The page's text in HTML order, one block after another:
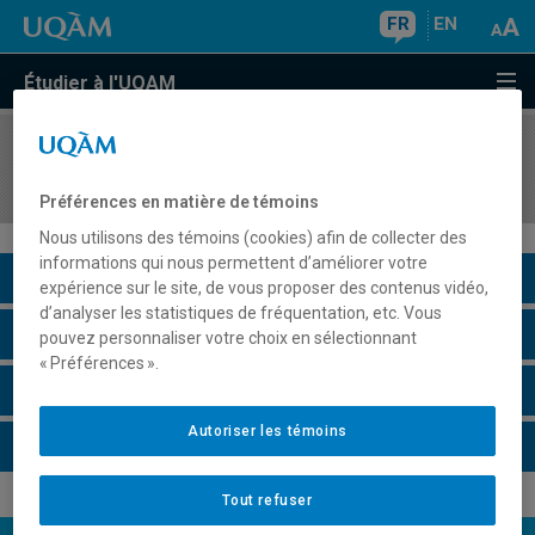
FR EN
Étudier à l'UQAM
COURS//
Description du cours
Horaire - Été 2026
Préférences en matière de témoins
Nous utilisons des témoins (cookies) afin de collecter des
informations qui nous permettent d’améliorer votre
expérience sur le site, de vous proposer des contenus vidéo,
d’analyser les statistiques de fréquentation, etc. Vous
pouvez personnaliser votre choix en sélectionnant
« Préférences ».
Tout refuser
Autoriser les témoins